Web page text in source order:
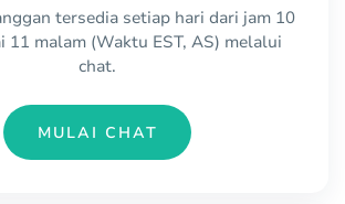
tersedia setiap hari dari jam 10
11 malam (Waktu EST, AS) melalui
chat.
MULAI CHAT